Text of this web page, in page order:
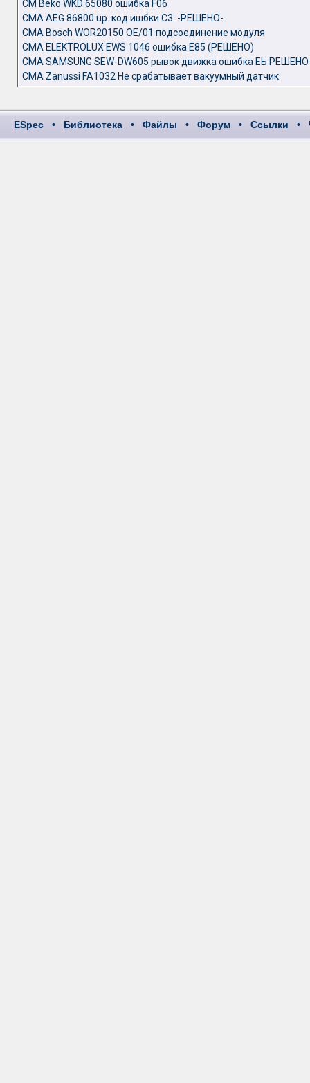
СМ Beko WKD 65080 ошибка F06
СМА AEG 86800 up. код ишбки С3. -РЕШЕНО-
СМА Bosch WOR20150 OE/01 подсоединение модуля
СМА ELEKTROLUX EWS 1046 ошибка Е85 (РЕШЕНО)
СМА SAMSUNG SEW-DW605 рывок движка ошибка ЕЬ РЕШЕНО
СМА Zanussi FA1032 Не срабатывает вакуумный датчик
ESpec • Библиотека • Файлы • Форум • Ссылки •